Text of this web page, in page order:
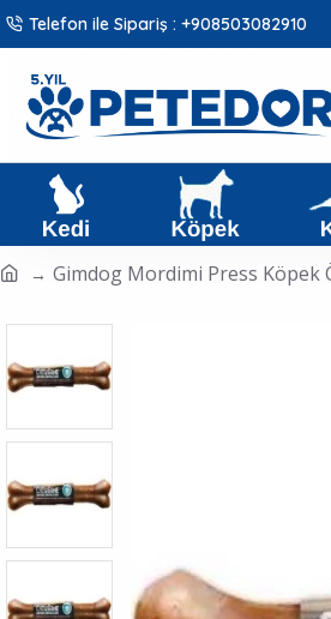
Telefon ile Sipariş : +908503082910
Gimdog Mordimi Press Köpek